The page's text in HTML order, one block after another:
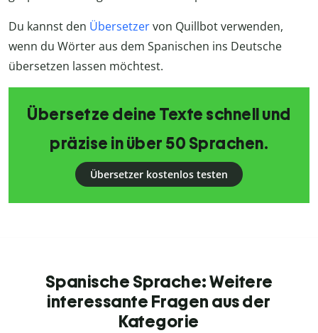
Du kannst den Übersetzervon Quillbot verwenden,
wenn du Wörter aus dem Spanischen ins Deutsche
übersetzen lassen möchtest.
Übersetze deine Texte schnell und
präzise in über 50 Sprachen.
Übersetzer kostenlos testen
Spanische Sprache: Weitere
interessante Fragen aus der
Kategorie